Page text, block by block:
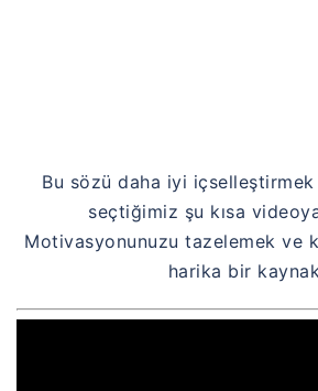
Bu sözü daha iyi içselleştirmek
seçtiğimiz şu kısa
Motivasyonunuzu tazelemek ve
harika bir